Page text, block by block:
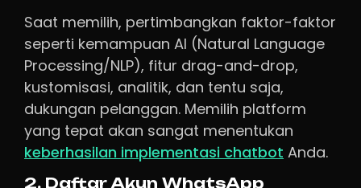
Saat memilih, pertimbangkan faktor-faktor
seperti kemampuan AI (Natural Language
Processing/NLP), fitur drag-and-drop,
kustomisasi, analitik, dan tentu saja,
dukungan pelanggan. Memilih platform
yang tepat akan sangat menentukan
keberhasilan implementasi chatbot Anda.
2. Daftar Akun WhatsApp